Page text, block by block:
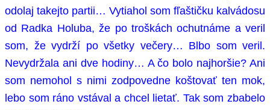
odolaj takejto partii… Vytiahol som fľaštičku kalvádosu
od Radka Holuba, že po troškách ochutnáme a veril
som, že vydrží po všetky večery… Blbo som veril.
Nevydržala ani dve hodiny… A čo bolo najhoršie? Ani
som nemohol s nimi zodpovedne koštovať ten mok,
lebo som ráno vstával a chcel lietať. Tak som zbabelo